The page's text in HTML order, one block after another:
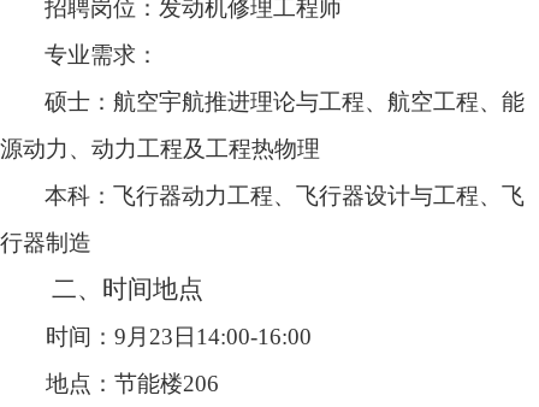
招聘岗位：发动机修理工程师
专业需求：
硕士：航空宇航推进理论与工程、航空工程、能
源动力、动力工程及工程热物理
本科：飞行器动力工程、飞行器设计与工程、飞
行器制造
二、时间地点
时间： 9 月 23日14:00-16:00
地点：节能楼206